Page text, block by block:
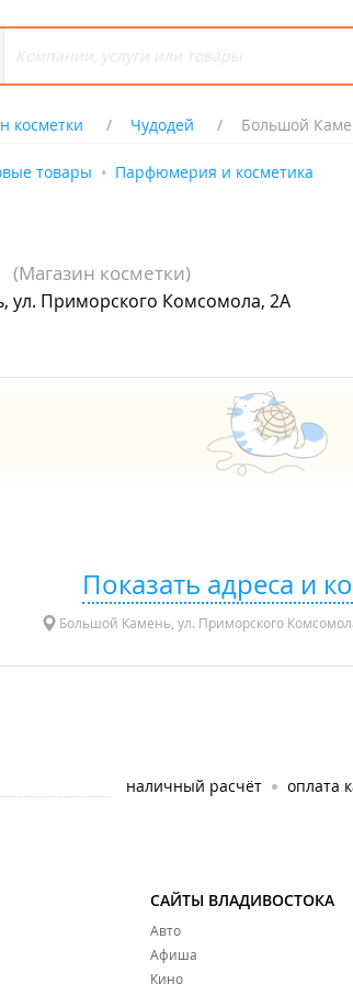
косметки Чудодей Большой
товары Парфюмерия и косметика
(Магазин косметки)
ул. Приморского Комсомола, 2А
Показать адреса и
Большой Камень, ул. Приморского
наличный расчёт
оплата
САЙТЫ ВЛАДИВОСТОКА
Авто
Афиша
Кино